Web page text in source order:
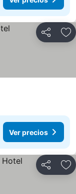
Compartir
Ver precios
Compartir